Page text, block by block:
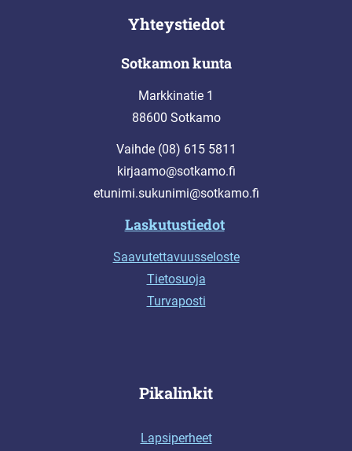
Yhteystiedot
Sotkamon kunta
Markkinatie 1
88600 Sotkamo
Vaihde (08) 615 5811
kirjaamo@sotkamo.fi
etunimi.sukunimi@sotkamo.fi
Laskutustiedot
Saavutettavuusseloste
Tietosuoja
Turvaposti
Pikalinkit
Lapsiperheet